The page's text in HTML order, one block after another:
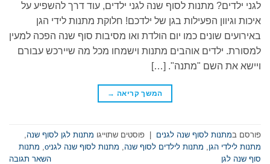
לגני ילדים? מתנות לסוף שנה לגני ילדים, עוד דרך להשפיע על
איכות וגיוון הפעילות בגן של ילדכם! חלוקת מתנות לידי הגן
באירועים שונים כמו יום הולדת ואו מסיבות סוף שנה הפכה למעין
למסורת. ילדים אוהבים מתנות וישמחו מכל מה שיירכש עבורם
ויישא את השם "מתנה". […]
המשך קריאה →
פורסם במתנות לסוף שנה לגנים | פוסטים שתוייגו מתנות לגן לסוף שנה
מתנות לילדי הגן
מתנות לילדים לסוף שנה מתנות לסוף שנה לגניo
מתנות
סוף שנה לגן
השאר תגובה